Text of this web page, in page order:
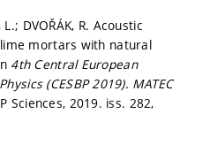
L.; DVOŘÁK, R. Acoustic
mortars with natural
4th Central European
(CESBP 2019). MATEC
Sciences, 2019. iss. 282,